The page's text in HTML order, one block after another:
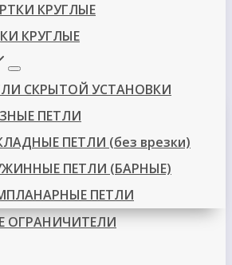
КРУГЛЫЕ
КРУГЛЫЕ
СКРЫТОЙ УСТАНОВКИ
ПЕТЛИ
ПЕТЛИ (без врезки)
ПЕТЛИ (БАРНЫЕ)
ПЕТЛИ
ОГРАНИЧИТЕЛИ